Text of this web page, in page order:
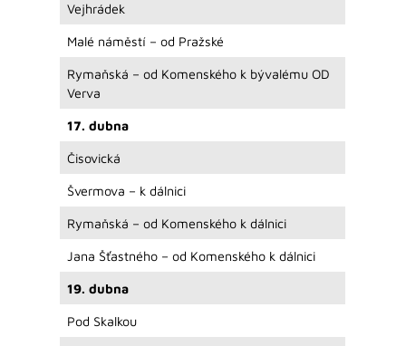
Vejhrádek
Malé náměstí – od Pražské
Rymaňská – od Komenského k bývalému OD
Verva
17. dubna
Čisovická
Švermova – k dálnici
Rymaňská – od Komenského k dálnici
Jana Šťastného – od Komenského k dálnici
19. dubna
Pod Skalkou